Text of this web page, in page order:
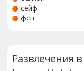
сейф
фен
Развлечения